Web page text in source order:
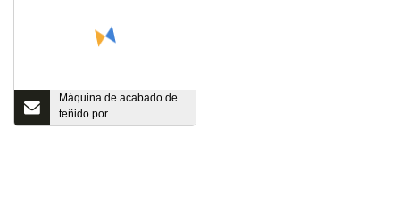
Máquina de acabado de
teñido por
desbordamiento de tela